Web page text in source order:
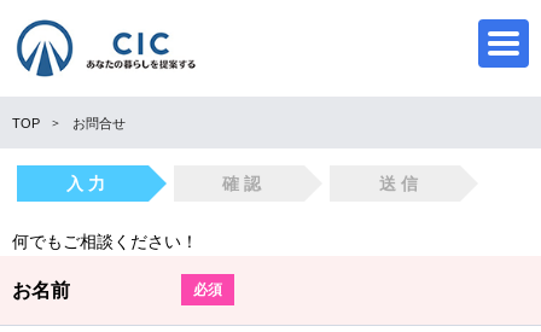
CIC
TOP お問合せ
入 力 確 認 送 信
何でもご相談ください！
お名前 必須